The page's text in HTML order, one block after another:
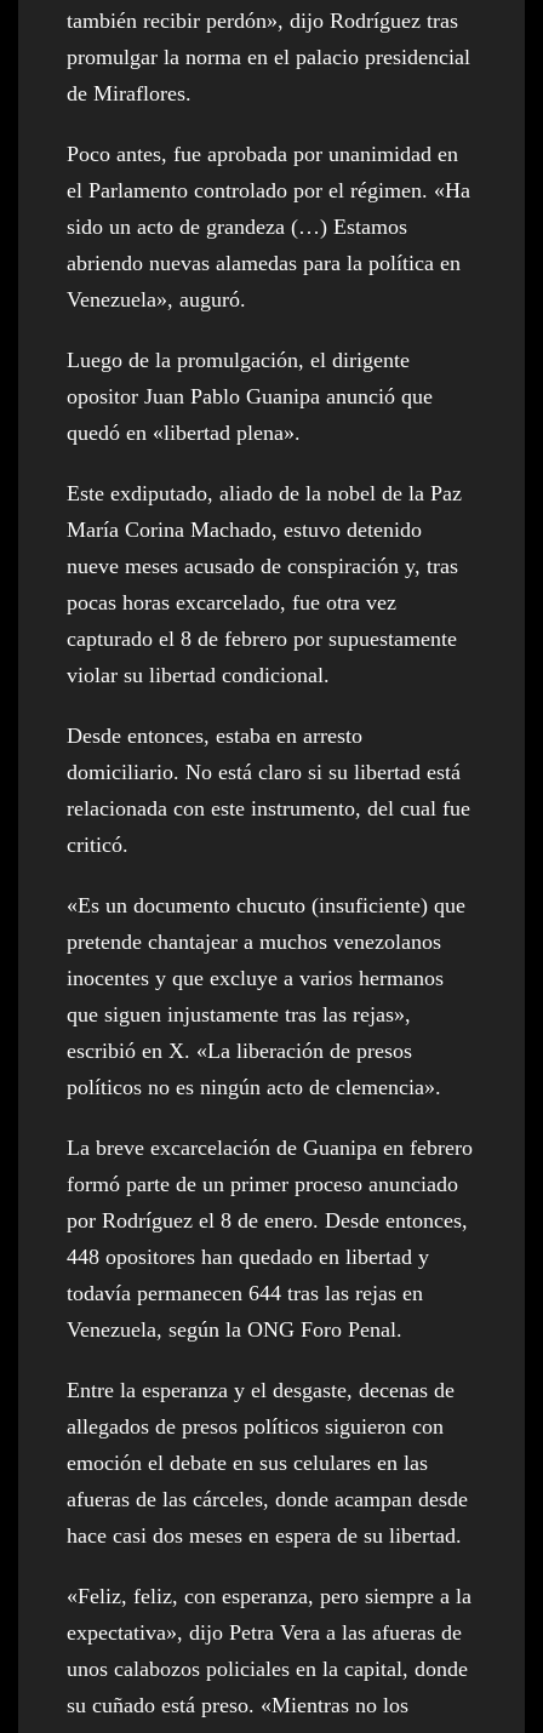
también recibir perdón», dijo Rodríguez tras
promulgar la norma en el palacio presidencial
de Miraflores.
Poco antes, fue aprobada por unanimidad en
el Parlamento controlado por el régimen. «Ha
sido un acto de grandeza (…) Estamos
abriendo nuevas alamedas para la política en
Venezuela», auguró.
Luego de la promulgación, el dirigente
opositor Juan Pablo Guanipa anunció que
quedó en «libertad plena».
Este exdiputado, aliado de la nobel de la Paz
María Corina Machado, estuvo detenido
nueve meses acusado de conspiración y, tras
pocas horas excarcelado, fue otra vez
capturado el 8 de febrero por supuestamente
violar su libertad condicional.
Desde entonces, estaba en arresto
domiciliario. No está claro si su libertad está
relacionada con este instrumento, del cual fue
criticó.
«Es un documento chucuto (insuficiente) que
pretende chantajear a muchos venezolanos
inocentes y que excluye a varios hermanos
que siguen injustamente tras las rejas»,
escribió en X. «La liberación de presos
políticos no es ningún acto de clemencia».
La breve excarcelación de Guanipa en febrero
formó parte de un primer proceso anunciado
por Rodríguez el 8 de enero. Desde entonces,
448 opositores han quedado en libertad y
todavía permanecen 644 tras las rejas en
Venezuela, según la ONG Foro Penal.
Entre la esperanza y el desgaste, decenas de
allegados de presos políticos siguieron con
emoción el debate en sus celulares en las
afueras de las cárceles, donde acampan desde
hace casi dos meses en espera de su libertad.
«Feliz, feliz, con esperanza, pero siempre a la
expectativa», dijo Petra Vera a las afueras de
unos calabozos policiales en la capital, donde
su cuñado está preso. «Mientras no los